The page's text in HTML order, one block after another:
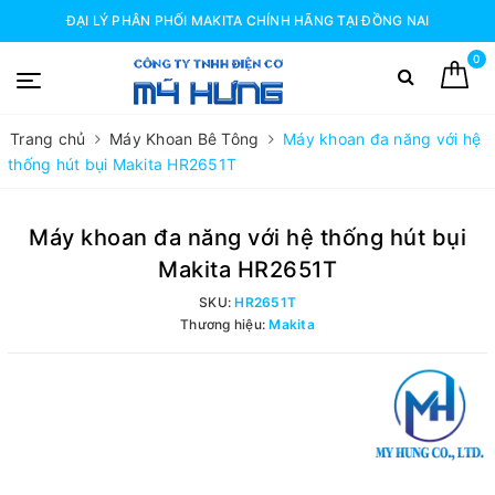
ĐẠI LÝ PHÂN PHỐI MAKITA CHÍNH HÃNG TẠI ĐỒNG NAI
0
Trang chủ Máy Khoan Bê Tông
Máy khoan đa năng với hệ
thống hút bụi Makita HR2651T
Máy khoan đa năng với hệ thống hút bụi
Makita HR2651T
SKU:HR2651T
Thương hiệu:Makita